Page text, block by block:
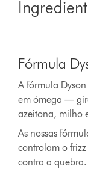
Fórmula
A fórmula
em ómega —
azeitona, milho
As nossas
controlam o
contra a